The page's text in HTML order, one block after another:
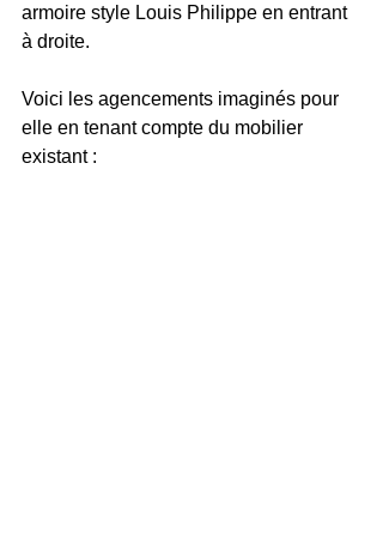
armoire style Louis Philippe en entrant
à droite.
Voici les agencements imaginés pour
elle en tenant compte du mobilier
existant :